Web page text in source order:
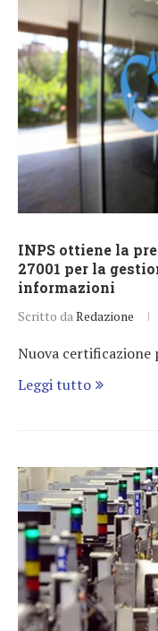
INPS ottiene la
27001 per la
informazioni
Scritto da Redazione
Nuova certificazione
Leggi tutto